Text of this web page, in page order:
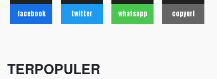
facebook twitter whatsapp copyurl
TERPOPULER